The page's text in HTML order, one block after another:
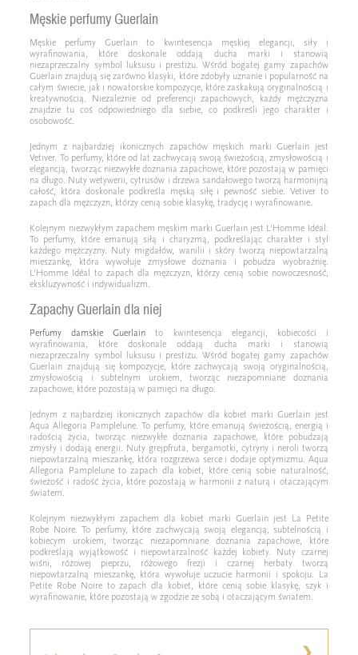
Męskie perfumy Guerlain
Męskie perfumy Guerlain to kwintesencja męskiej elegancji, siły i
wyrafinowania, które doskonale oddają ducha marki i stanowią
niezaprzeczalny symbol luksusu i prestiżu. Wśród bogatej gamy zapachów
Guerlain znajdują się zarówno klasyki, które zdobyły uznanie i popularność na
całym świecie, jak i nowatorskie kompozycje, które zaskakują oryginalnością i
kreatywnością. Niezależnie od preferencji zapachowych, każdy mężczyzna
znajdzie tu coś odpowiedniego dla siebie, co podkreśli jego charakter i
osobowość.
Jednym z najbardziej ikonicznych zapachów męskich marki Guerlain jest
Vetiver. To perfumy, które od lat zachwycają swoją świeżością, zmysłowością i
elegancją, tworząc niezwykłe doznania zapachowe, które pozostają w pamięci
na długo. Nuty wetywerii, cytrusów i drzewa sandałowego tworzą harmonijną
całość, która doskonale podkreśla męską siłę i pewność siebie. Vetiver to
zapach dla mężczyzn, którzy cenią sobie klasykę, tradycję i wyrafinowanie.
Kolejnym niezwykłym zapachem męskim marki Guerlain jest L'Homme Idéal.
To perfumy, które emanują siłą i charyzmą, podkreślając charakter i styl
każdego mężczyzny. Nuty migdałów, wanilii i skóry tworzą niepowtarzalną
mieszankę, która wywołuje zmysłowe doznania i pobudza wyobraźnię.
L'Homme Idéal to zapach dla mężczyzn, którzy cenią sobie nowoczesność,
ekskluzywność i indywidualizm.
Zapachy Guerlain dla niej
Perfumy damskie Guerlain to kwintesencja elegancji, kobiecości i
wyrafinowania, które doskonale oddają ducha marki i stanowią
niezaprzeczalny symbol luksusu i prestiżu. Wśród bogatej gamy zapachów
Guerlain znajdują się kompozycje, które zachwycają swoją oryginalnością,
zmysłowością i subtelnym urokiem, tworząc niezapomniane doznania
zapachowe, które pozostają w pamięci na długo.
Jednym z najbardziej ikonicznych zapachów dla kobiet marki Guerlain jest
Aqua Allegoria Pamplelune. To perfumy, które emanują świeżością, energią i
radością życia, tworząc niezwykłe doznania zapachowe, które pobudzają
zmysły i dodają energii. Nuty grejpfruta, bergamotki, cytryny i neroli tworzą
niepowtarzalną mieszankę, która rozgrzewa serce i dodaje optymizmu. Aqua
Allegoria Pamplelune to zapach dla kobiet, które cenią sobie naturalność,
świeżość i radość życia, które pozostają w harmonii z naturą i otaczającym
światem.
Kolejnym niezwykłym zapachem dla kobiet marki Guerlain jest La Petite
Robe Noire. To perfumy, które zachwycają swoją elegancją, subtelnością i
kobiecym urokiem, tworząc niezapomniane doznania zapachowe, które
podkreślają wyjątkowość i niepowtarzalność każdej kobiety. Nuty czarnej
wiśni, różowej pieprzu, różowego frezji i czarnej herbaty tworzą
niepowtarzalną mieszankę, która wywołuje uczucie harmonii i spokoju. La
Petite Robe Noire to zapach dla kobiet, które cenią sobie klasykę, szyk i
wyrafinowanie, które pozostają w zgodzie ze sobą i otaczającym światem.